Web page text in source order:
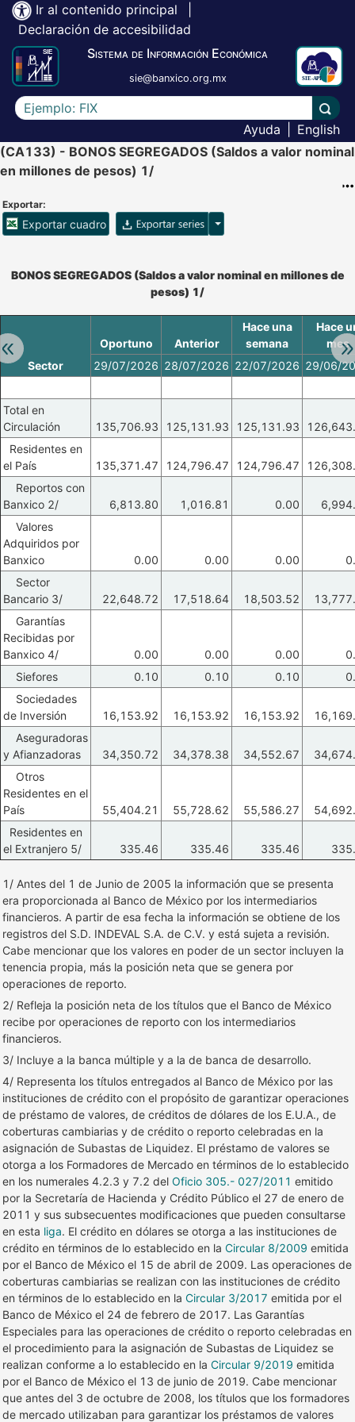
Ir al contenido principal
Declaración de accesibilidad
Sistema de Información Económica
sie@banxico.org.mx
Escriba el texto a buscar
Ayuda
English
(CA133) - BONOS SEGREGADOS (Saldos a valor nominal
en millones de pesos) 1/
Exportar:
Exportar cuadro Opciones para exportar
Retroceder:
Accesibilidad de Cuadros Analíticos, al exportar el cuadro
BONOS SEGREGADOS (Saldos a valor nominal en millones de
pesos) 1/
Sector
Oportuno Anterior
Hace una
semana
Hace
mes
29/07/2026 28/07/2026 22/07/2026 29/06/
Total en
Circulación
135,706.93 125,131.93 125,131.93
Residentes en
el País
135,371.47 124,796.47 124,796.47
Reportos con
Banxico 2/
6,813.80 1,016.81 0.00
Valores
Adquiridos por
Banxico
0.00 0.00 0.00
Sector
Bancario 3/
22,648.72 17,518.64 18,503.52
Garantías
Recibidas por
Banxico 4/
0.00 0.00 0.00
Siefores
0.10 0.10 0.10
Sociedades
de Inversión
16,153.92 16,153.92 16,153.92
Aseguradoras
y Afianzadoras
34,350.72 34,378.38 34,552.67
Otros
Residentes en el
País
55,404.21 55,728.62 55,586.27
Residentes en
el Extranjero 5/
335.46 335.46 335.46
1/ Antes del 1 de Junio de 2005 la información que se presenta
era proporcionada al Banco de México por los intermediarios
financieros. A partir de esa fecha la información se obtiene de los
registros del S.D. INDEVAL S.A. de C.V. y está sujeta a revisión.
Cabe mencionar que los valores en poder de un sector incluyen la
tenencia propia, más la posición neta que se genera por
operaciones de reporto.
2/ Refleja la posición neta de los títulos que el Banco de México
recibe por operaciones de reporto con los intermediarios
financieros.
3/ Incluye a la banca múltiple y a la de banca de desarrollo.
4/ Representa los títulos entregados al Banco de México por las
instituciones de crédito con el propósito de garantizar operaciones
de préstamo de valores, de créditos de dólares de los E.U.A., de
coberturas cambiarias y de crédito o reporto celebradas en la
asignación de Subastas de Liquidez. El préstamo de valores se
otorga a los Formadores de Mercado en términos de lo establecido
en los numerales 4.2.3 y 7.2 del Oficio 305.- 027/2011 emitido
por la Secretaría de Hacienda y Crédito Público el 27 de enero de
2011 y sus subsecuentes modificaciones que pueden consultarse
en esta liga. El crédito en dólares se otorga a las instituciones de
crédito en términos de lo establecido en la Circular 8/2009 emitida
por el Banco de México el 15 de abril de 2009. Las operaciones de
coberturas cambiarias se realizan con las instituciones de crédito
en términos de lo establecido en la Circular 3/2017 emitida por el
Banco de México el 24 de febrero de 2017. Las Garantías
Especiales para las operaciones de crédito o reporto celebradas en
el procedimiento para la asignación de Subastas de Liquidez se
realizan conforme a lo establecido en la Circular 9/2019 emitida
por el Banco de México el 13 de junio de 2019. Cabe mencionar
que antes del 3 de octubre de 2008, los títulos que los formadores
de mercado utilizaban para garantizar los préstamos de valores